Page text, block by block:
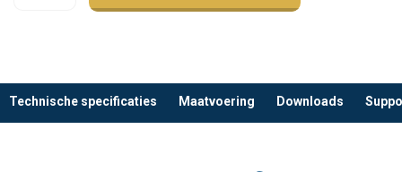
Technische specificaties Maatvoering Downloads